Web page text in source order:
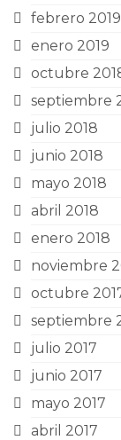
febrero 2019
enero 2019
octubre
septiembre
julio 2018
junio 2018
mayo 2018
abril 2018
enero 2018
noviembre
octubre
septiembre
julio 2017
junio 2017
mayo 2017
abril 2017